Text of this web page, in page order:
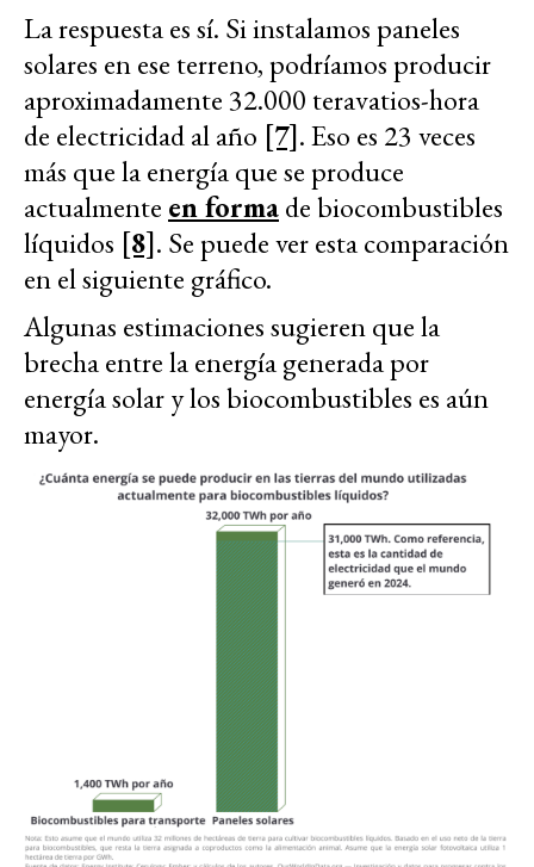
La respuesta es sí. Si instalamos paneles
solares en ese terreno, podríamos producir
aproximadamente 32.000 teravatios-hora
de electricidad al año [7]. Eso es 23 veces
más que la energía que se produce
actualmente en formade biocombustibles
líquidos [8]. Se puede ver esta comparación
en el siguiente gráfico.
Algunas estimaciones sugieren que la
brecha entre la energía generada por
energía solar y los biocombustibles es aún
mayor.